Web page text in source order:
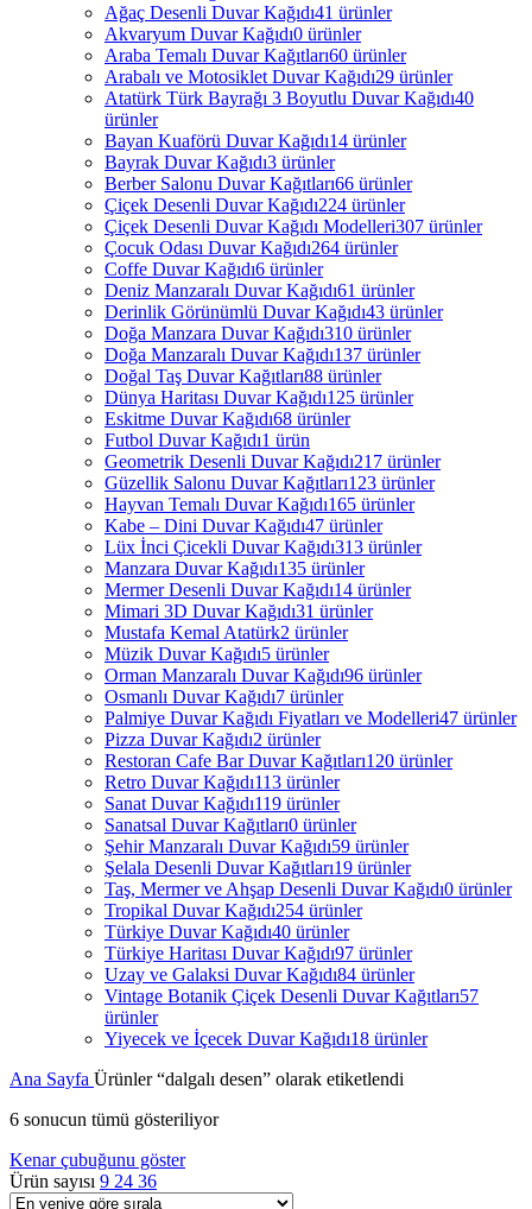
Ağaç Desenli Duvar Kağıdı41 ürünler
Akvaryum Duvar Kağıdı0 ürünler
Araba Temalı Duvar Kağıtları60 ürünler
Arabalı ve Motosiklet Duvar Kağıdı29 ürünler
Atatürk Türk Bayrağı 3 Boyutlu Duvar Kağıdı40
ürünler
Bayan Kuaförü Duvar Kağıdı14 ürünler
Bayrak Duvar Kağıdı3 ürünler
Berber Salonu Duvar Kağıtları66 ürünler
Çiçek Desenli Duvar Kağıdı224 ürünler
Çiçek Desenli Duvar Kağıdı Modelleri307 ürünler
Çocuk Odası Duvar Kağıdı264 ürünler
Coffe Duvar Kağıdı6 ürünler
Deniz Manzaralı Duvar Kağıdı61 ürünler
Derinlik Görünümlü Duvar Kağıdı43 ürünler
Doğa Manzara Duvar Kağıdı310 ürünler
Doğa Manzaralı Duvar Kağıdı137 ürünler
Doğal Taş Duvar Kağıtları88 ürünler
Dünya Haritası Duvar Kağıdı125 ürünler
Eskitme Duvar Kağıdı68 ürünler
Futbol Duvar Kağıdı1 ürün
Geometrik Desenli Duvar Kağıdı217 ürünler
Güzellik Salonu Duvar Kağıtları123 ürünler
Hayvan Temalı Duvar Kağıdı165 ürünler
Kabe – Dini Duvar Kağıdı47 ürünler
Lüx İnci Çicekli Duvar Kağıdı313 ürünler
Manzara Duvar Kağıdı135 ürünler
Mermer Desenli Duvar Kağıdı14 ürünler
Mimari 3D Duvar Kağıdı31 ürünler
Mustafa Kemal Atatürk2 ürünler
Müzik Duvar Kağıdı5 ürünler
Orman Manzaralı Duvar Kağıdı96 ürünler
Osmanlı Duvar Kağıdı7 ürünler
Palmiye Duvar Kağıdı Fiyatları ve Modelleri47 ürünler
Pizza Duvar Kağıdı2 ürünler
Restoran Cafe Bar Duvar Kağıtları120 ürünler
Retro Duvar Kağıdı113 ürünler
Sanat Duvar Kağıdı119 ürünler
Sanatsal Duvar Kağıtları0 ürünler
Şehir Manzaralı Duvar Kağıdı59 ürünler
Şelala Desenli Duvar Kağıtları19 ürünler
Taş, Mermer ve Ahşap Desenli Duvar Kağıdı0 ürünler
Tropikal Duvar Kağıdı254 ürünler
Türkiye Duvar Kağıdı40 ürünler
Türkiye Haritası Duvar Kağıdı97 ürünler
Uzay ve Galaksi Duvar Kağıdı84 ürünler
Vintage Botanik Çiçek Desenli Duvar Kağıtları57
ürünler
Yiyecek ve İçecek Duvar Kağıdı18 ürünler
Ana Sayfa Ürünler “dalgalı desen” olarak etiketlendi
6 sonucun tümü gösteriliyor
Kenar çubuğunu göster
Ürün sayısı 9 24 36